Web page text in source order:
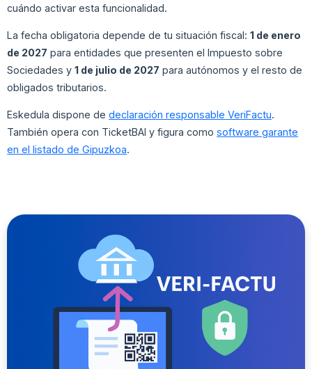
cuándo activar esta funcionalidad.
La fecha obligatoria depende de tu situación fiscal:1 de enero
de 2027 para entidades que presenten el Impuesto sobre
Sociedades y1 de julio de 2027 para autónomos y el resto de
obligados tributarios.
Eskedula dispone dedeclaración responsable VeriFactu.
También opera con TicketBAI y figura comosoftware garante
en el listado de Gipuzkoa.